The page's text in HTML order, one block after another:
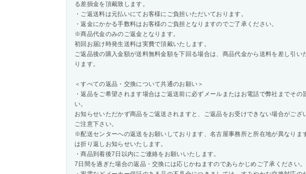
る差損金を頂戴致します。
・ご返送料は元払いにてお客様にご負担いただいております。
・返金にかかる手数料はお客様のご負担となりますのでご了承ください。
※商品代金のみのご返金となります。
初回お届け時発生送料は実費で頂戴いたします。
ご返品後の購入金額が送料無料金額を下回る場合は、商品代金から送料を差し引い
ります。
＜すべての返品・交換について共通のお願い＞
・返品をご希望されます場合はご返送前に必ずメールまたはお電話で弊社までその
い。
お知らせいただかず商品をご返送されますと、ご返品をお受けできない場合がござ
ご注意下さい。
※配送センターへの返送をお願いしております、名古屋事務所と所在地が異なりま
は折り返しお知らせいたします。
・商品到着後7日以内にご連絡をお願いいたします。
7日間を過ぎた場合の返品・交換には応じかねますのであらかじめご了承ください。